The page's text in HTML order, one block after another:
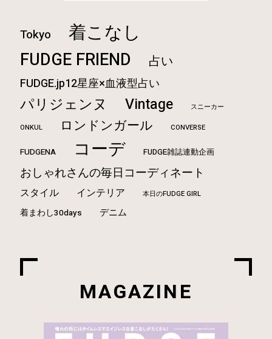
Tokyo 着こなし
FUDGE FRIEND 占い
FUDGE.jp12星座×血液型占い
パリジェンヌ Vintage スニーカー
ONKUL ロンドンガール CONVERSE
FUDGENA コーデ FUDGE雑誌連動企画
おしゃれさんの毎日コーディネート
スタイル インテリア 本日のFUDGE GIRL
着まわし30days デニム
MAGAZINE